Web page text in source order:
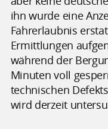
ihn wurde eine
Fahrerlaubnis
Ermittlungen
während der
Minuten voll
technischen
wird derzeit